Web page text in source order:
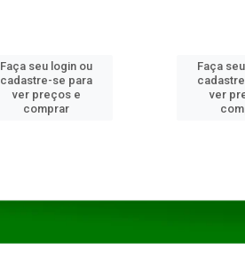
Faça seu login ou
cadastre-se para
ver preços e
comprar
Faça
ver